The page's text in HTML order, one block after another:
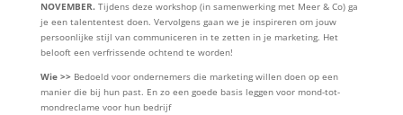
NOVEMBER. Tijdens deze workshop (in samenwerking met Meer & Co) ga
je een talententest doen. Vervolgens gaan we je inspireren om jouw
persoonlijke stijl van communiceren in te zetten in je marketing. Het
belooft een verfrissende ochtend te worden!
Wie >> Bedoeld voor ondernemers die marketing willen doen op een
manier die bij hun past. En zo een goede basis leggen voor mond-tot-
mondreclame voor hun bedrijf